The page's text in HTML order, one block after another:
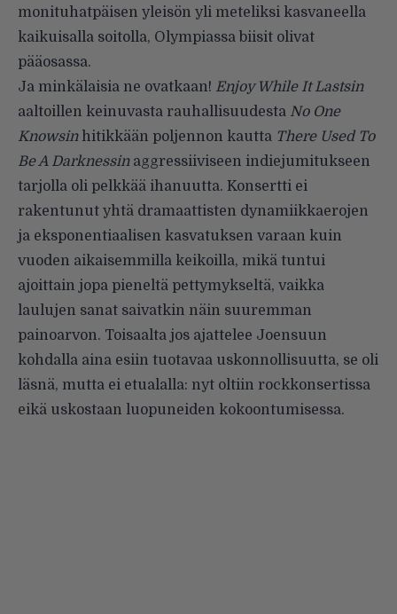
monituhatpäisen yleisön yli meteliksi kasvaneella
kaikuisalla soitolla, Olympiassa biisit olivat
pääosassa.
Ja minkälaisia ne ovatkaan! Enjoy While It Lastsin
aaltoillen keinuvasta rauhallisuudesta No One
Knowsinhitikkään poljennon kautta There Used To
Be A Darknessinaggressiiviseen indiejumitukseen
tarjolla oli pelkkää ihanuutta. Konsertti ei
rakentunut yhtä dramaattisten dynamiikkaerojen
ja eksponentiaalisen kasvatuksen varaan kuin
vuoden aikaisemmilla keikoilla, mikä tuntui
ajoittain jopa pieneltä pettymykseltä, vaikka
laulujen sanat saivatkin näin suuremman
painoarvon. Toisaalta jos ajattelee Joensuun
kohdalla aina esiin tuotavaa uskonnollisuutta, se oli
läsnä, mutta ei etualalla: nyt oltiin rockkonsertissa
eikä uskostaan luopuneiden kokoontumisessa.